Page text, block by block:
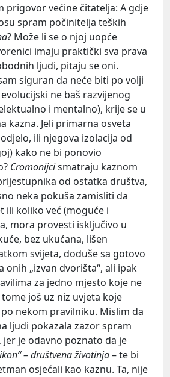
prigovor većine čitatelja: A gdje
spram počinitelja teških
? Može li se o njoj uopće
imaju praktički sva prava
ljudi, pitaju se oni.
siguran da neće biti po volji
ne baš razvijenog
i mentalno), krije se u
kazna. Jeli primarna osveta
ili njegova izolacija od
kako ne bi ponovio
Cromonijcismatraju kaznom
od ostatka društva,
neka pokuša zamisliti da
ili koliko već (moguće i
mora provesti isključivo u
bez ukućana, lišen
svijeta, doduše sa gotovo
onih „izvan dvorišta“, ali ipak
za jedno mjesto koje ne
još uz niz uvjeta koje
nekom pravilniku. Mislim da
ljudi pokazala zazor spram
je odavno poznato da je
– društvena životinja– te bi
osjećali kao kaznu. Ta, nije